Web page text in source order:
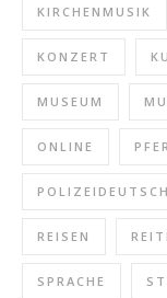
KIRCHENMUSIK
KONZERT
MUSEUM
ONLINE
POLIZEIDEUTSCH
REISEN
SPRACHE